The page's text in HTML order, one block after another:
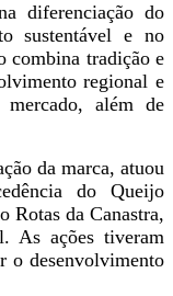
diferenciação do
sustentável e no
combina tradição e
regional e
além de
da marca, atuou
do Queijo
Rotas da Canastra,
As ações tiveram
o desenvolvimento